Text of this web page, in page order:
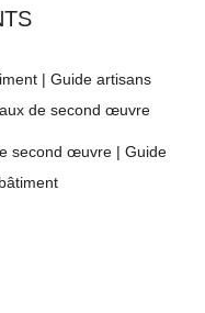
| Guide artisans
de second œuvre
second œuvre | Guide